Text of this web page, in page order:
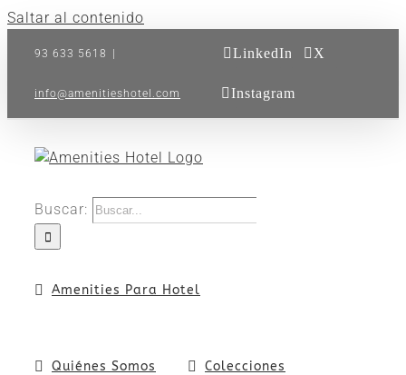
Saltar al contenido
93 633 5618
info@amenitieshotel.com
LinkedIn X
Instagram
Buscar:
Amenities Para Hotel
Quiénes Somos Colecciones